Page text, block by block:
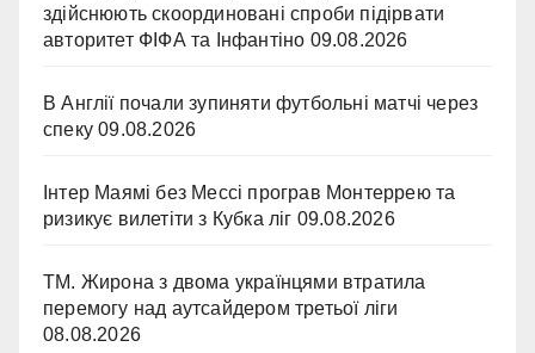
здійснюють скоординовані спроби підірвати
авторитет ФІФА та Інфантіно 09.08.2026
В Англії почали зупиняти футбольні матчі через
спеку 09.08.2026
Інтер Маямі без Мессі програв Монтеррею та
ризикує вилетіти з Кубка ліг 09.08.2026
ТМ. Жирона з двома українцями втратила
перемогу над аутсайдером третьої ліги
08.08.2026